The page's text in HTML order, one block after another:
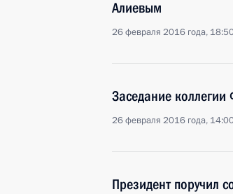
Алиевым
26 февраля 2016 года,
Заседание
26 февраля 2016 года,
Президент поручил